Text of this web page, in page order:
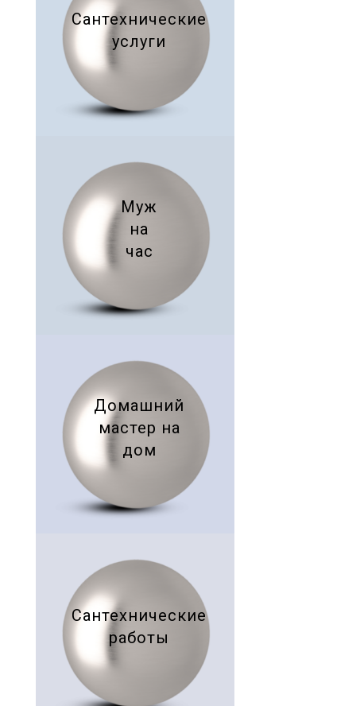
Сантехнические
услуги
Муж
на
час
Домашний
мастер на
дом
Сантехнические
работы